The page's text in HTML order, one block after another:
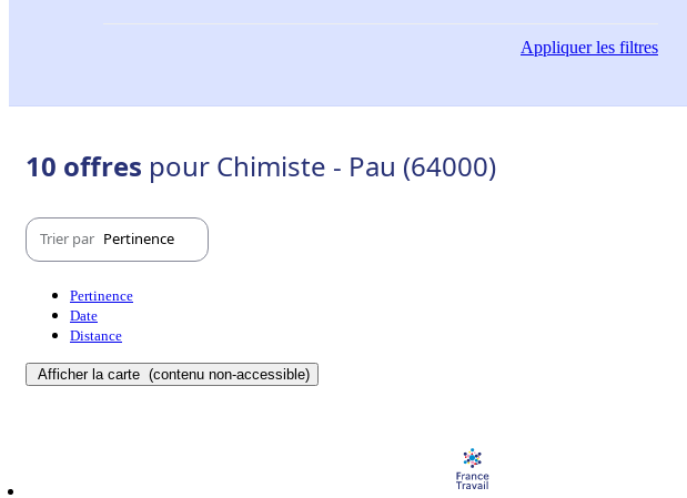
Appliquerles filtres
10 offres pour Chimiste - Pau (64000)
Trier par Pertinence
Pertinence
Date
Distance
Afficher la carte (contenu non-accessible)